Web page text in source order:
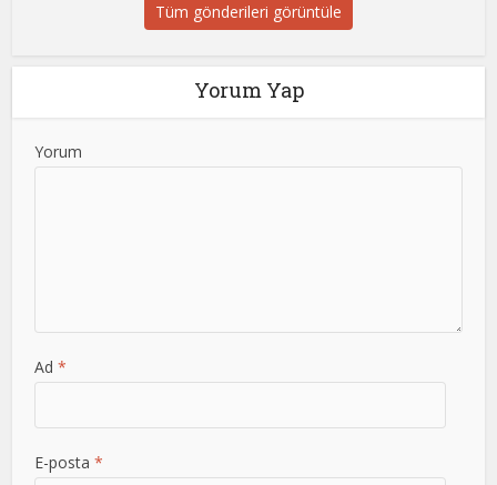
Tüm gönderileri görüntüle
Yorum Yap
Yorum
Ad*
E-posta*